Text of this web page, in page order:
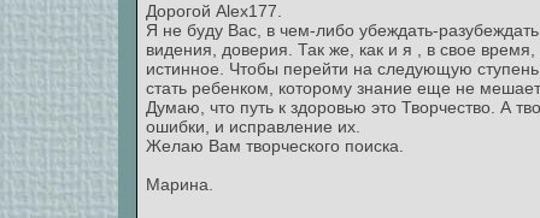
Дорогой Alex177.
Я не буду Вас, в чем-либо убеждать-
видения, доверия. Так же, как и я , в свое
истинное. Чтобы перейти на следующую
стать ребенком, которому знание еще не
Думаю, что путь к здоровью это Творчество. А
ошибки, и исправление их.
Желаю Вам творческого поиска.
Марина.